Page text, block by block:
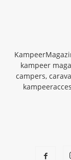
kampeer
campers,